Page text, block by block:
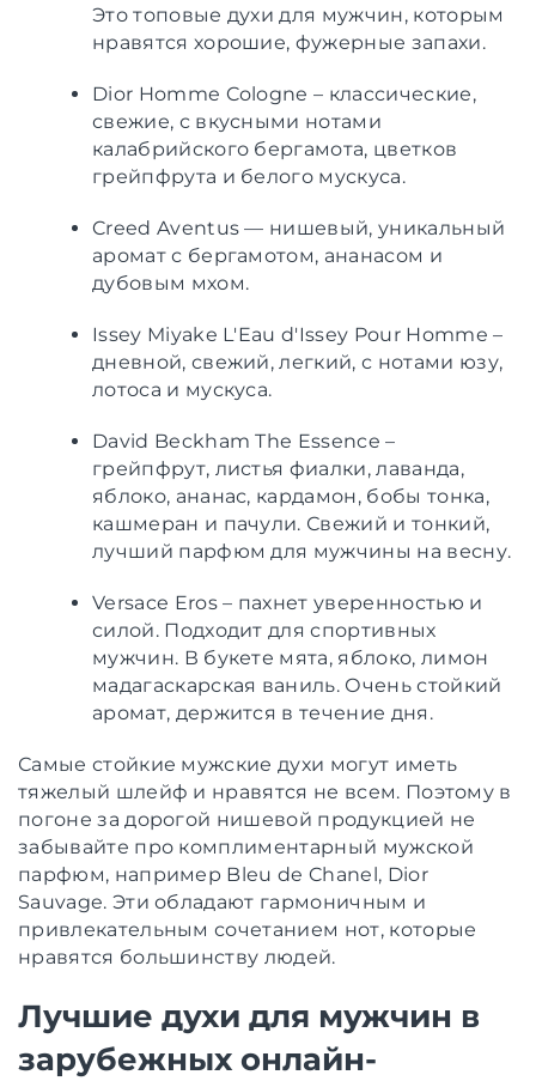
Это топовые духи для мужчин, которым
нравятся хорошие, фужерные запахи.
Dior Homme Cologne – классические,
свежие, с вкусными нотами
калабрийского бергамота, цветков
грейпфрута и белого мускуса.
Creed Aventus — нишевый, уникальный
аромат с бергамотом, ананасом и
дубовым мхом.
Issey Miyake L'Eau d'Issey Pour Homme –
дневной, свежий, легкий, с нотами юзу,
лотоса и мускуса.
David Beckham The Essence –
грейпфрут, листья фиалки, лаванда,
яблоко, ананас, кардамон, бобы тонка,
кашмеран и пачули. Свежий и тонкий,
лучший парфюм для мужчины на весну.
Versace Eros – пахнет уверенностью и
силой. Подходит для спортивных
мужчин. В букете мята, яблоко, лимон
мадагаскарская ваниль. Очень стойкий
аромат, держится в течение дня.
Самые стойкие мужские духи могут иметь
тяжелый шлейф и нравятся не всем. Поэтому в
погоне за дорогой нишевой продукцией не
забывайте про комплиментарный мужской
парфюм, например Bleu de Chanel, Dior
Sauvage. Эти обладают гармоничным и
привлекательным сочетанием нот, которые
нравятся большинству людей.
Лучшие духи для мужчин в
зарубежных онлайн-